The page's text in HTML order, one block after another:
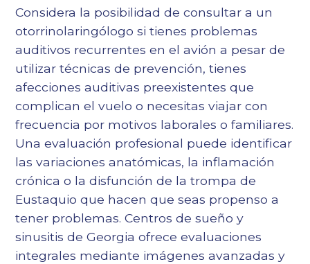
Considera la posibilidad de consultar a un
otorrinolaringólogo si tienes problemas
auditivos recurrentes en el avión a pesar de
utilizar técnicas de prevención, tienes
afecciones auditivas preexistentes que
complican el vuelo o necesitas viajar con
frecuencia por motivos laborales o familiares.
Una evaluación profesional puede identificar
las variaciones anatómicas, la inflamación
crónica o la disfunción de la trompa de
Eustaquio que hacen que seas propenso a
tener problemas.Centros de sueño y
sinusitis de Georgia ofrece evaluaciones
integrales mediante imágenes avanzadas y